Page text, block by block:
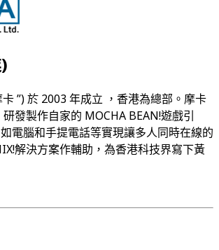
”) 於 2003 年成立 ，香港為總部。摩卡
發製作自家的 MOCHA BEAN!遊戲引
電腦和手提電話等實現讓多人同時在線的
解決方案作輔助，為香港科技界寫下黃